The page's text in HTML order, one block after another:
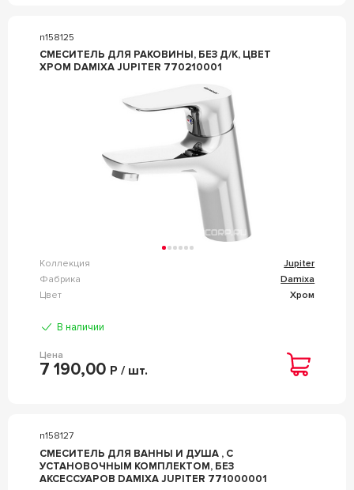
n158125
СМЕСИТЕЛЬ ДЛЯ РАКОВИНЫ, БЕЗ Д/К, ЦВЕТ
ХРОМ DAMIXA JUPITER 770210001
Коллекция
Jupiter
Фабрика
Damixa
Цвет
Хром
В наличии
Цена
7 190,00 Р / шт.
n158127
СМЕСИТЕЛЬ ДЛЯ ВАННЫ И ДУША , С
УСТАНОВОЧНЫМ КОМПЛЕКТОМ, БЕЗ
АКСЕССУАРОВ DAMIXA JUPITER 771000001